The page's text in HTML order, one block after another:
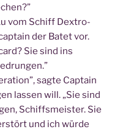
vom Schiff Dex­tro­
der Batet vor.
Sie sind ins
sag­te Cap­tain
las­sen will. „Sie sind
Schiffs­meis­ter. Sie
und ich wür­de